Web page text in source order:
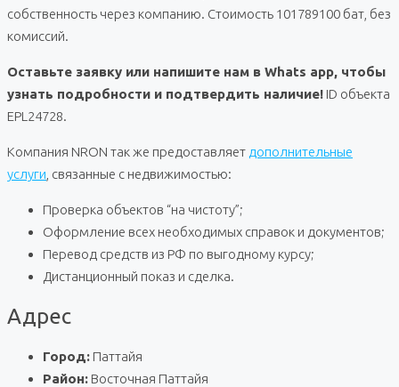
собственность через компанию. Стоимость 101789100 бат, без
комиссий.
Оставьте заявку или напишите нам в Whats app, чтобы
узнать подробности и подтвердить наличие! ID объекта
EPL24728.
Компания NRON так же предоставляет дополнительные
услуги , связанные с недвижимостью:
Проверка объектов “на чистоту”;
Оформление всех необходимых справок и документов;
Перевод средств из РФ по выгодному курсу;
Дистанционный показ и сделка.
Адрес
Город: Паттайя
Район: Восточная Паттайя